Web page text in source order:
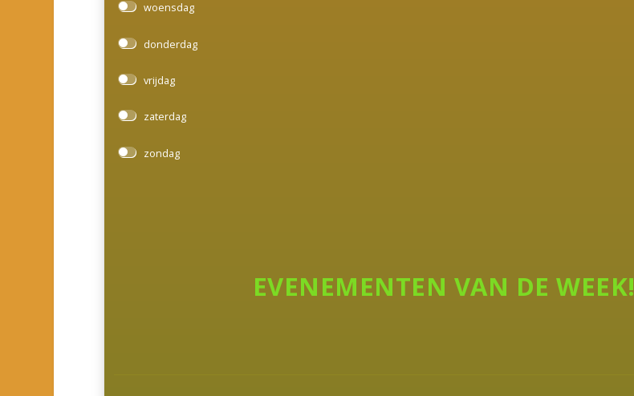
woensdag
donderdag
vrijdag
zaterdag
zondag
EVENEMENTEN VAN DE WEEK!